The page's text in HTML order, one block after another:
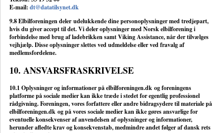
E-mail: dt@datatilsynet.dk
9.8 Elbilforeningen deler udelukkende dine personoplysninger med tredjepart,
hvis du giver accept til det. Vi deler oplysninger med Norsk elbilforening i
forbindelse med brug af ladebrikken samt Viking Assistance, når der tilvælges
vejhjælp. Disse oplysninger slettes ved udmeldelse eller ved fravalg af
medlemsfordelene.
10. ANSVARSFRASKRIVELSE
10.1 Oplysninger og informationer på elbilforeningen.dk og foreningens
platforme på sociale medier kan ikke træde i stedet for egentlig professionel
rådgivning. Foreningen, vores forfattere eller andre bidragsydere til materiale på
elbilforeningen.dk og på vores sociale medier kan ikke gøres ansvarlige for
eventuelle konsekvenser af anvendelsen af oplysninger og informationer,
herunder afledte krav og konsekvenstab, medmindre andet følger af dansk rets